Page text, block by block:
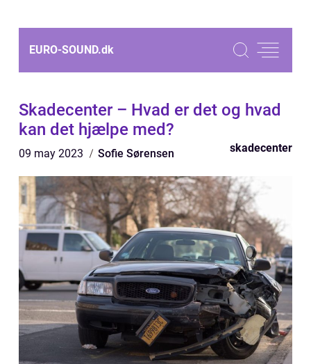
EURO-SOUND.dk
Skadecenter – Hvad er det og hvad
kan det hjælpe med?
09 may 2023 Sofie Sørensen skadecenter